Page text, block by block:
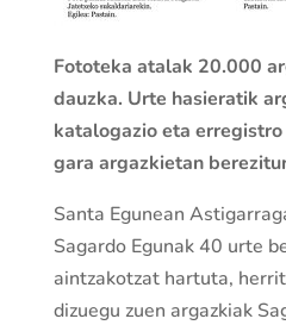
Fototeka atalak 20.000
dauzka. Urte hasieratik
katalogazio eta
gara argazkietan
Santa Egunean
Sagardo Egunak 40 urte
aintzakotzat hartuta,
dizuegu zuen argazkiak